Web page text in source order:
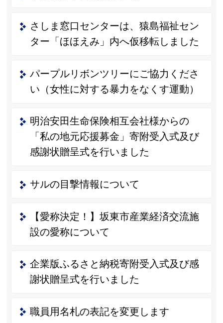
さしま窓口センターは、猿島福祉セン
ター「ほほえみ」内へ仮移転しました
パープルリボンツリーにご協力くださ
い（女性に対する暴力をなくす運動）
明治安田生命保険相互会社様からの
「私の地元応援募金」寄附受入式及び
感謝状贈呈式を行いました
サルの目撃情報について
【愛称決定！】坂東市産業経済交流施
設の愛称について
企業版ふるさと納税寄附受入式及び感
謝状贈呈式を行いました
職員用名札の表記を変更します